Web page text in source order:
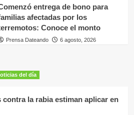
entrega de bono para
afectadas por los
Conoce el monto
Prensa Dateando 6 agosto, 2026
del día
contra la rabia estiman aplicar en